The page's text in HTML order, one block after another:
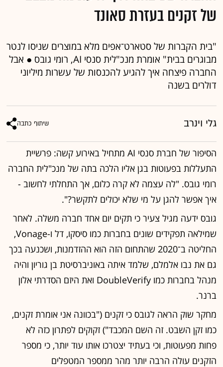
של זקנים בעזרת סאונד
"בית הקברות של סטארט־אפים מלא במוצרים שניסו לנטר
מבוגרים בבית" אומרת מנכ"לית סנסי AI, רומי גובס ● אבל
החברה פיצחה איך להגיע להכנסות של עשרות מיליוני
דולרים בשנה
גלי וינרב שיתוף כתבה
הסיפור של חברת סנסי AI מתחיל באירוע קשה: פרשיית
התעללות בפעוטות בגן אליו הלכה בתה של מנכ"לית החברה
רומי גובס. "לה עצמה לא קרה כלום, אך התחלתי לחשוב -
איך אפשר להגן על מי שלא יכולים לתקשר?".
גובס ידעה מגיל צעיר כי תקים יום אחד חברה משלה. לאחר
שמילאה תפקידים שונים בחברות כמו סיסקו, דל ו-Vonage,
החליטה ב־2020 שהתחום הזה הוא ההזדמנות, ושכנעה בכך
גם את נבו אלמלם, שלמד איתה באוניברסיטת בן גוריון והיה
מנהל בחברות כמו DoubleVerify ואת היזם הסדרתי אלון
ברנר.
מחקר שוק הראה לגובס כי זקנים ("בכוונה אני אומרת זקנים,
כמו זקן השבט. זה השם המכבד") זקוקים לפתרון כזה לא
פחות מפעוטות, וכי בעתיד יצטרכו אותו עוד יותר, כי מספר
הזקנים עולה הרבה יותר מהר ממספר המטפלים